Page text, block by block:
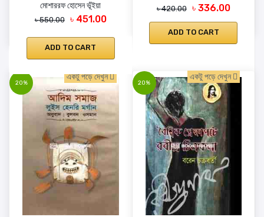
মোশাররফ হোসেন ভূঁইয়া
৳ 550.00 ৳ 451.00
ADD TO CART
৳ 420.00 ৳ 336.00
ADD TO CART
20%
একটু পড়ে দেখুন
20%
একটু পড়ে দেখুন